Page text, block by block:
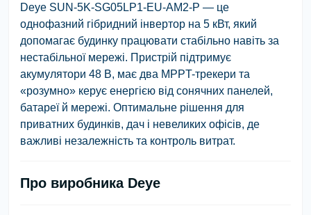
Deye SUN-5K-SG05LP1-EU-AM2-P — це
однофазний гібридний інвертор на 5 кВт, який
допомагає будинку працювати стабільно навіть за
нестабільної мережі. Пристрій підтримує
акумулятори 48 В, має два MPPT-трекери та
«розумно» керує енергією від сонячних панелей,
батареї й мережі. Оптимальне рішення для
приватних будинків, дач і невеликих офісів, де
важливі незалежність та контроль витрат.
Про виробника Deye